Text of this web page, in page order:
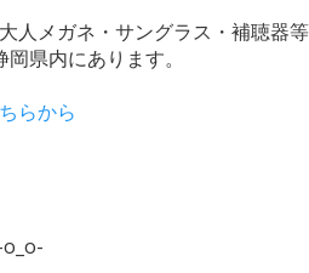
人メガネ・サングラス・補聴器等
県内にあります。
らから